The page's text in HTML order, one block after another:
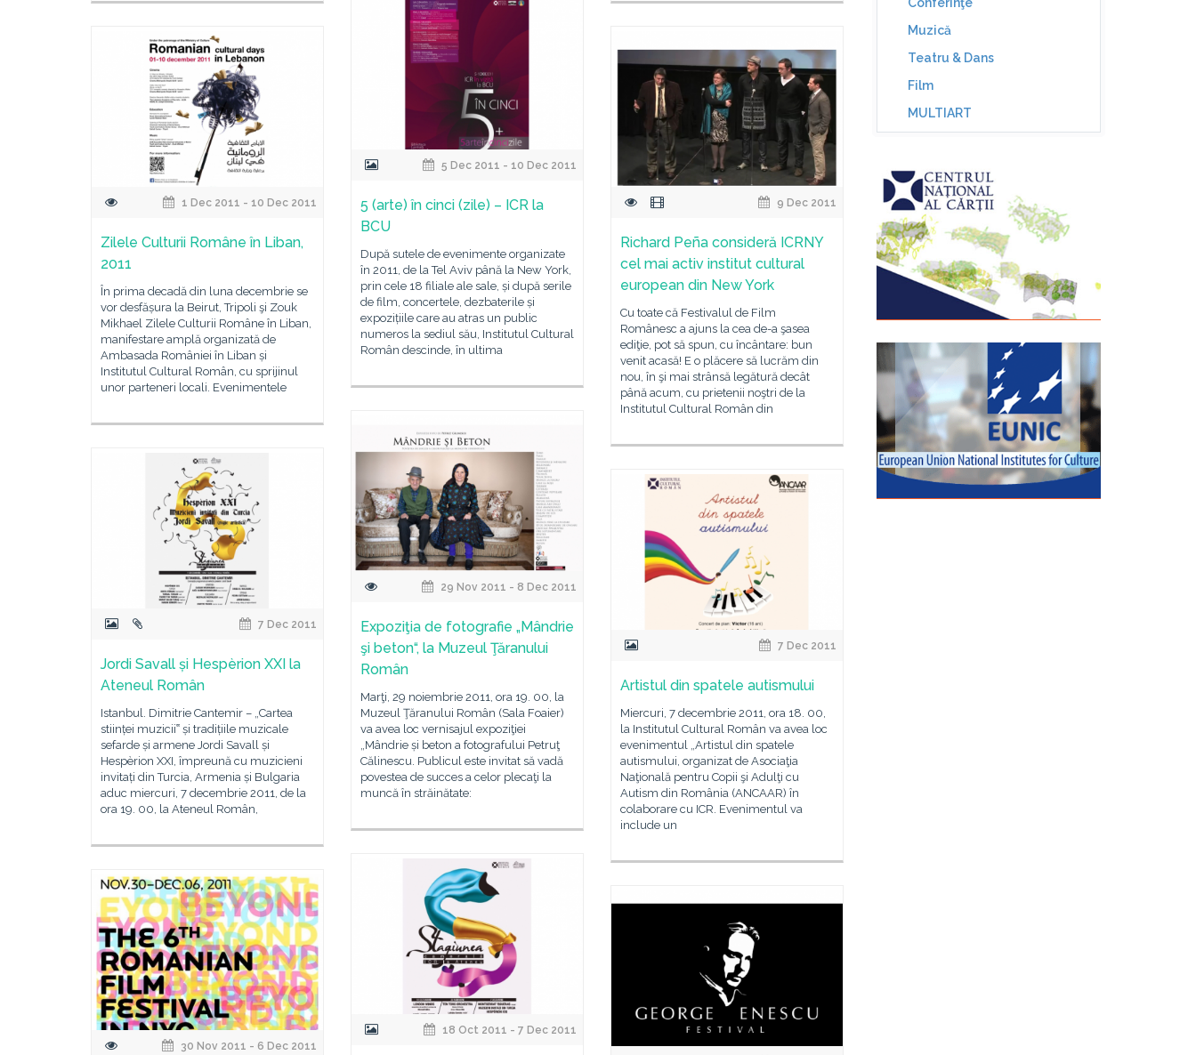
5 Dec 2011 - 10 Dec 2011
5 (arte) în cinci (zile) – ICR la
BCU
După sutele de evenimente organizate
în 2011, de la Tel Aviv până la New York,
prin cele 18 filiale ale sale, și după serile
de film, concertele, dezbaterile și
expozițiile care au atras un public
numeros la sediul său, Institutul Cultural
Român descinde, în ultima
1 Dec 2011 - 10 Dec 2011
Zilele Culturii Române în Liban,
2011
În prima decadă din luna decembrie se
vor desfășura la Beirut, Tripoli şi Zouk
Mikhael Zilele Culturii Române în Liban,
manifestare amplă organizată de
Ambasada României în Liban și
Institutul Cultural Român, cu sprijinul
unor parteneri locali. Evenimentele
9 Dec 2011
Richard Peña consideră ICRNY
cel mai activ institut cultural
european din New York
Cu toate că Festivalul de Film
Românesc a ajuns la cea de-a şasea
ediţie, pot să spun, cu încântare: bun
venit acasă! E o plăcere să lucrăm din
nou, în şi mai strânsă legătură decât
până acum, cu prietenii noştri de la
Institutul Cultural Român din
29 Nov 2011 - 8 Dec 2011
Expoziţia de fotografie „Mândrie
şi beton“, la Muzeul Ţăranului
Român
Marţi, 29 noiembrie 2011, ora 19. 00, la
Muzeul Ţăranului Român (Sala Foaier)
va avea loc vernisajul expoziţiei
„Mândrie și beton a fotografului Petruţ
Călinescu. Publicul este invitat să vadă
povestea de succes a celor plecaţi la
muncă în străinătate:
7 Dec 2011
Jordi Savall și Hespèrion XXI la
Ateneul Român
Istanbul. Dimitrie Cantemir – „Cartea
stiinței muzicii‟ și tradițiile muzicale
sefarde și armene Jordi Savall și
Hespèrion XXI, împreună cu muzicieni
invitați din Turcia, Armenia și Bulgaria
aduc miercuri, 7 decembrie 2011, de la
ora 19. 00, la Ateneul Român,
7 Dec 2011
Artistul din spatele autismului
Miercuri, 7 decembrie 2011, ora 18. 00,
la Institutul Cultural Român va avea loc
evenimentul „Artistul din spatele
autismului, organizat de Asociaţia
Naţională pentru Copii şi Adulţi cu
Autism din România (ANCAAR) în
colaborare cu ICR. Evenimentul va
include un
18 Oct 2011 - 7 Dec 2011
30 Nov 2011 - 6 Dec 2011
Muzică
Teatru & Dans
Film
MULTIART